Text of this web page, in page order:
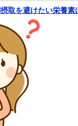
取を避けたい栄養素